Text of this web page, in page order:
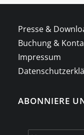
Presse &
Buchung &
Impressum
ABONNIERE